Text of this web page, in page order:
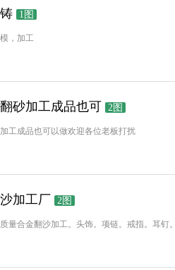
1图
，加工
砂加工成品也可 2图
工成品也可以做欢迎各位老板打扰
加工厂 2图